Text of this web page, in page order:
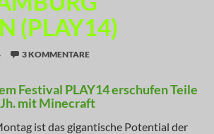
(PLAY14)
3 KOMMENTARE
Festival PLAY14 erschufen Teile
mit Minecraft
ist das gigantische Potential der